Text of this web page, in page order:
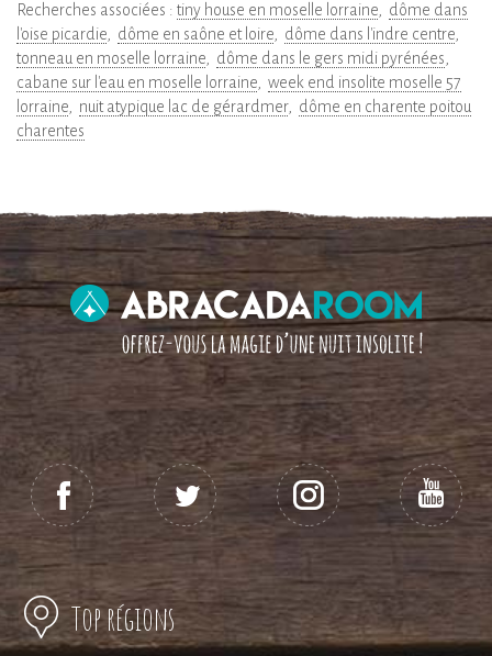
Recherches associées : tiny house en moselle lorraine
dôme dans
l'oise picardie
dôme en saône et loire
dôme dans l'indre centre
tonneau en moselle lorraine
dôme dans le gers midi pyrénées
cabane sur l'eau en moselle lorraine
week end insolite moselle 57
lorraine
nuit atypique lac de gérardmer
dôme en charente poitou
charentes
Top régions